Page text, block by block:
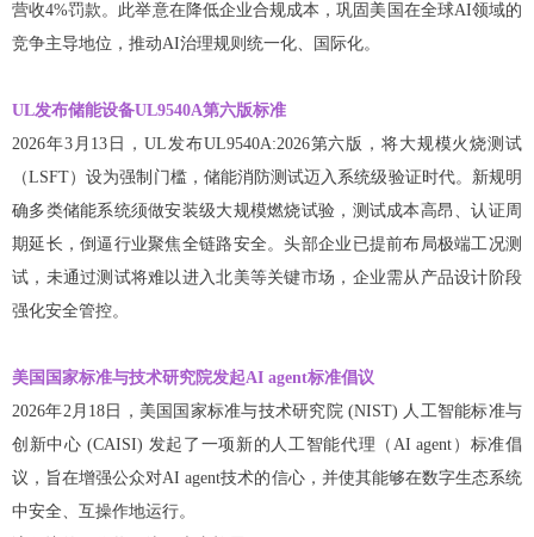
营收4%罚款。此举意在降低企业合规成本，巩固美国在全球AI领域的
竞争主导地位，推动AI治理规则统一化、国际化。
UL发布储能设备UL9540A第六版标准
2026年3月13日，UL发布UL9540A:2026第六版，将大规模火烧测试
（LSFT）设为强制门槛，储能消防测试迈入系统级验证时代。新规明
确多类储能系统须做安装级大规模燃烧试验，测试成本高昂、认证周
期延长，倒逼行业聚焦全链路安全。头部企业已提前布局极端工况测
试，未通过测试将难以进入北美等关键市场，企业需从产品设计阶段
强化安全管控。
美国国家标准与技术研究院发起AI agent标准倡议
2026年2月18日，美国国家标准与技术研究院 (NIST) 人工智能标准与
创新中心 (CAISI) 发起了一项新的人工智能代理（AI agent）标准倡
议，旨在增强公众对AI agent技术的信心，并使其能够在数字生态系统
中安全、互操作地运行。